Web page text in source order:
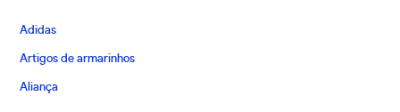
Adidas
Artigos de armarinhos
Aliança